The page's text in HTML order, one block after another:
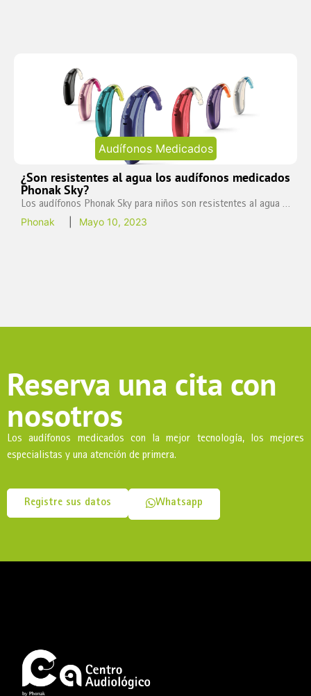
Audífonos Medicados
¿Son resistentes al agua los audífonos medicados
Phonak Sky?
Los audífonos Phonak Sky para niños son resistentes al agua …
Phonak Mayo 10, 2023
Reserva una cita con
nosotros
Los audífonos medicados con la mejor tecnología, los mejores
especialistas y una atención de primera.
Registre sus datos Whatsapp